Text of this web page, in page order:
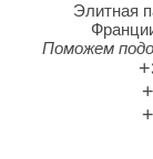
Элитная
Поможем